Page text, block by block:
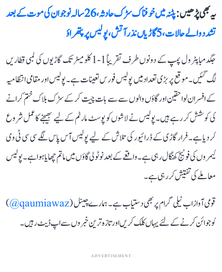
یہ بھی پڑھیں :
پٹنہ میں خوفناک سڑک حادثہ، 26 سالہ نوجوان کی موت کے بعد
تشدد والے حالات، 5 گاڑیاں نذر آتش، پولیس پر پتھراؤ
جگدمبا پٹرول پمپ کے دونوں طرف تقریباً 1-1 کلومیٹر تک گاڑیوں کی لمبی قطاریں
لگ گئیں۔ موقع پر بڑی تعداد میں پولیس فورس تعینات ہے۔ پولیس اور مقامی انتظامیہ
کے افسران لواحقین اور گاؤں والوں سے سے بات چیت کر کے سڑک بلاک ختم کرانے
کی کوشش کر رہے ہیں۔ پولیس نے لاشوں کو پوسٹ مارٹم کے لیے بھیجنے کا عمل شروع
کر دیا ہے۔ فرار گاڑی کے ڈرائیور کی تلاش کے لیے پولیس آس پاس لگے سی سی ٹی وی
کیمروں کی فوٹیج کھنگال رہی ہے۔ واقعے کے بعد نوٹولی گاؤں میں ماتم چھایا ہوا ہے۔ پولیس
معاملے کی تفتیش کر رہی ہے۔
قومی آواز اب ٹیلی گرام پر بھی دستیاب ہے۔ ہمارے چینل (qaumiawaz@
)
کو جوائن کرنے کے لئے یہاں کلک کریں اور تازہ ترین خبروں سے اپ ڈیٹ رہیں۔
ADVERTISEMENT